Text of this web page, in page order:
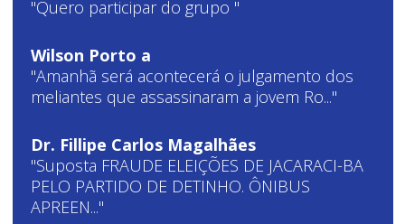
"Quero participar do grupo "
Wilson Porto a
"Amanhã será acontecerá o julgamento dos
meliantes que assassinaram a jovem Ro..."
Dr. Fillipe Carlos Magalhães
"Suposta FRAUDE ELEIÇÕES DE JACARACI-BA
PELO PARTIDO DE DETINHO. ÔNIBUS
APREEN..."